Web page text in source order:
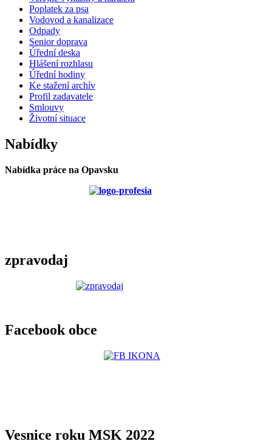
Poplatek za psa
Vodovod a kanalizace
Odpady
Senior doprava
Úřední deska
Hlášení rozhlasu
Úřední hodiny
Ke stažení archív
Profil zadavatele
Smlouvy
Životní situace
Nabídky
Nabídka práce na Opavsku
zpravodaj
Facebook obce
Vesnice roku MSK 2022